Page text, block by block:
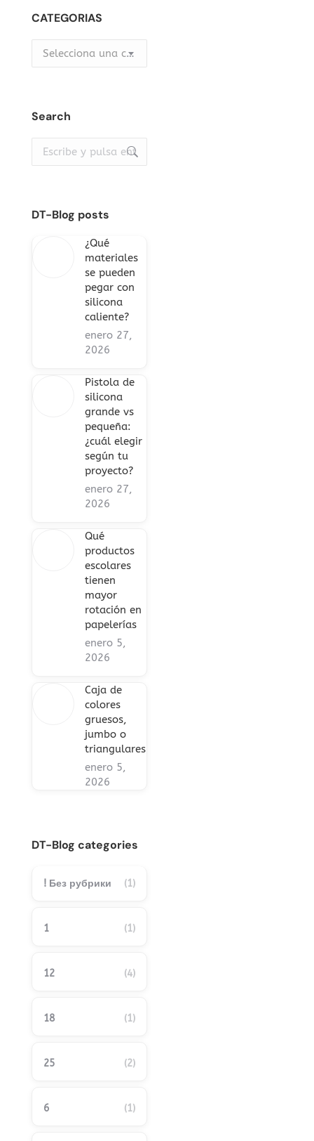
CATEGORIAS
Selecciona una categoría
Search
DT-Blog posts
¿Qué
materiales
se pueden
pegar con
silicona
caliente?
enero 27,
2026
Pistola de
silicona
grande vs
pequeña:
¿cuál elegir
según tu
proyecto?
enero 27,
2026
Qué
productos
escolares
tienen
mayor
rotación en
papelerías
enero 5,
2026
Caja de
colores
gruesos,
jumbo o
triangulares
enero 5,
2026
DT-Blog categories
! Без рубрики (1)
1 (1)
12 (4)
18 (1)
25 (2)
6 (1)